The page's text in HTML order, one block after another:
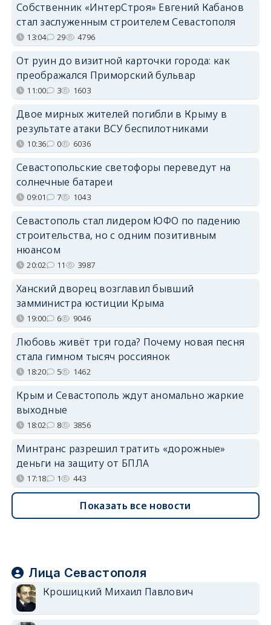
Собственник «ИнтерСтроя» Евгений Кабанов
стал заслуженным строителем Севастополя
13:04 29 4796
От руин до визитной карточки города: как
преображался Приморский бульвар
11:00 3 1603
Двое мирных жителей погибли в Крыму в
результате атаки ВСУ беспилотниками
10:36 0 6036
Севастопольские светофоры переведут на
солнечные батареи
09:01 7 1043
Севастополь стал лидером ЮФО по падению
строительства, но с одним позитивным
нюансом
20:02 11 3987
Ханский дворец возглавил бывший
замминистра юстиции Крыма
19:00 6 9046
Любовь живёт три года? Почему новая песня
стала гимном тысяч россиянок
18:20 5 1462
Крым и Севастополь ждут аномально жаркие
выходные
18:02 8 3856
Минтранс разрешил тратить «дорожные»
деньги на защиту от БПЛА
17:18 1 443
Показать все новости
Лица Севастополя
Крошицкий Михаил Павлович